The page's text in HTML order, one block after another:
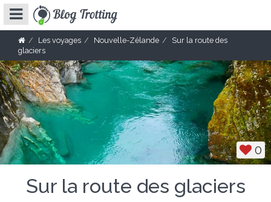
Les voyages Nouvelle-Zélande
Sur la route des
glaciers
0
Sur la route des glaciers